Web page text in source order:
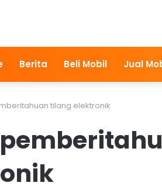
Berita Beli Mobil Jual
tilang elektronik